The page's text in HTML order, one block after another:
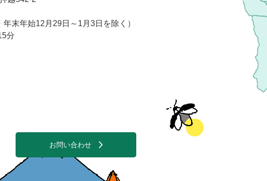
末年始12月29日～1月3日を除く）
分
お問い合わせ